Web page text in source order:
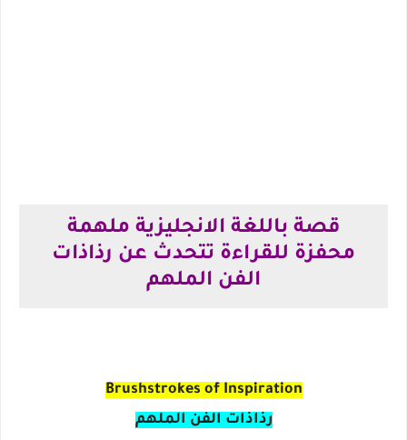
قصة باللغة الانجليزية ملهمة
محفزة للقراءة تتحدث عن رذاذات
الفن الملهم
Brushstrokes of Inspiration
رذاذات الفن الملهم